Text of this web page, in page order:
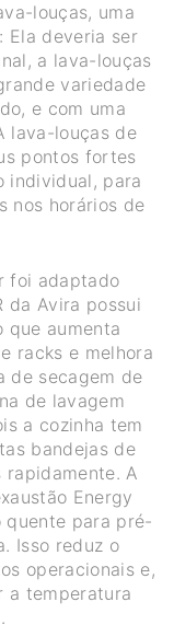
louças, uma
Ela deveria ser
a lava-louças
variedade
e com uma
lava-louças de
pontos fortes
individual, para
nos horários de
foi adaptado
da Avira possui
que aumenta
racks e melhora
de secagem de
de lavagem
a cozinha tem
bandejas de
A
Energy
quente para pré-
Isso reduz o
operacionais e,
a temperatura